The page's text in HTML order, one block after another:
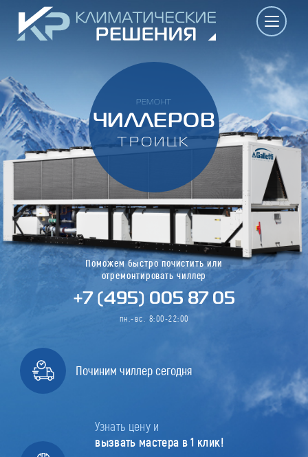
РЕМОНТ
ЧИЛЛЕРОВ
ТРОИЦК
Поможем быстро почистить или
отремонтировать чиллер
+7 (495) 005 87 05
пн.-вс. 8:00-22:00
Починим чиллер сегодня
Узнать цену и
вызвать мастера в 1 клик!